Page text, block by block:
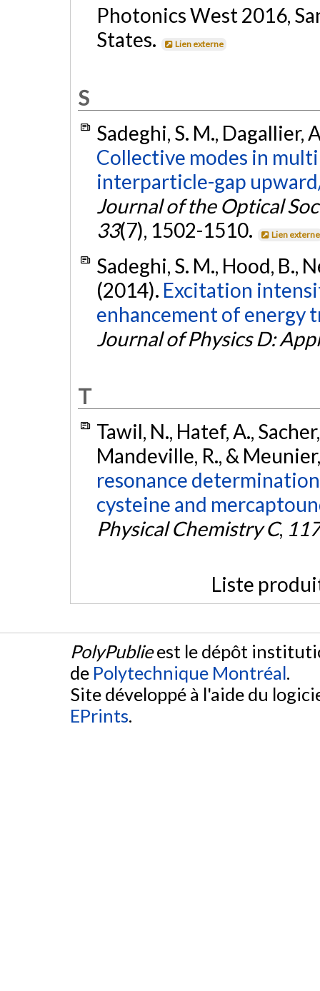
Photonics West 2016,
States.
Lien externe
S
Sadeghi, S. M., Dagallier,
Collective modes in
interparticle-gap
Journal of the Optical
33(7), 1502-1510. Lien externe
Sadeghi, S. M., Hood, B.,
(2014). Excitation
enhancement of energy
Journal of Physics D:
T
Tawil, N., Hatef, A.,
Mandeville, R., &
resonance
cysteine and
Physical Chemistry C, 117
Liste
PolyPublieest le dépôt
de Polytechnique Montréal.
Site développé à l'aide du
EPrints.